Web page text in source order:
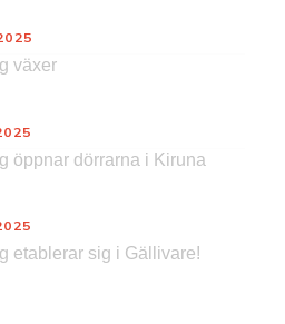
växer
öppnar dörrarna i Kiruna
etablerar sig i Gällivare!